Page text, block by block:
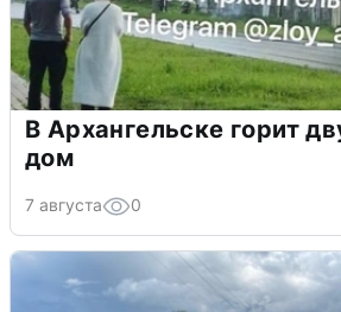
В Архангельске горит
дом
7 августа 0